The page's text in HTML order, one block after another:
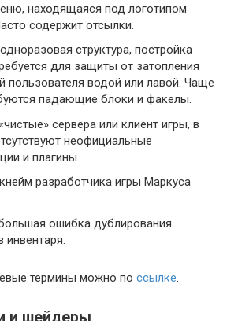
находящаяся под логотипом
содержит отсылки.
структура, постройка
для защиты от затопления
пользователя водой или лавой. Чаще
падающие блоки и факелы.
сервера или клиент игры, в
неофициальные
и плагины.
разработчика игры Маркуса
ошибка дублирования
термины можно по ссылке
и шейдеры